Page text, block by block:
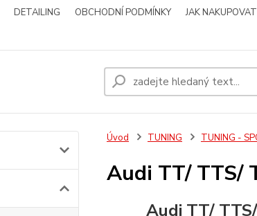
DETAILING OBCHODNÍ PODMÍNKY JAK NAKUPOVAT
Úvod TUNING TUNING -
Audi TT/ TTS/
Audi TT/